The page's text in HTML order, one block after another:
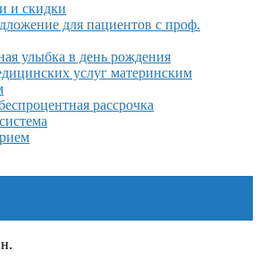
и скидки
для пациентов с проф.
улыбка в день рождения
услуг материнским
рассрочка